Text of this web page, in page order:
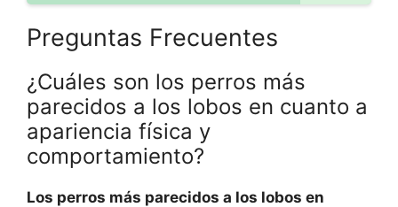
Preguntas Frecuentes
¿Cuáles son los perros más
parecidos a los lobos en cuanto a
apariencia física y
comportamiento?
Los perros más parecidos a los lobos en